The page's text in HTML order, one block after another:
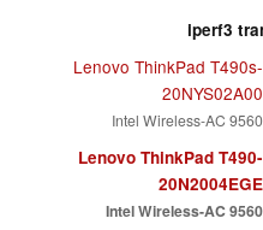
iperf3
Lenovo ThinkPad T490s-
20NYS02A00
Intel Wireless-AC 9560
Lenovo ThinkPad T490-
20N2004EGE
Intel Wireless-AC 9560